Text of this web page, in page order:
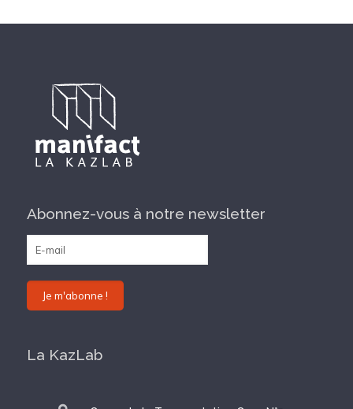
Abonnez-vous à notre newsletter
La KazLab